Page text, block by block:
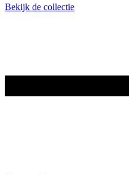
Bekijk de collectie